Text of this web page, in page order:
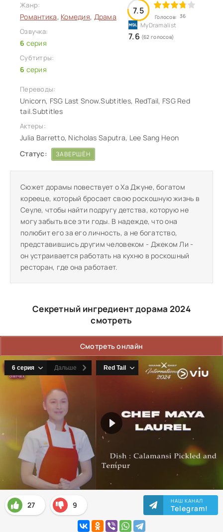
Жанр:
Романтика, Комедия, Драма
Озвучка:
6 серия
Субтитры:
6 серия
7.5
Голосов: 36
7.6 (62 голосов)
Переводы:
Unicorn, FSG Last Snow.Subtitles, RedTail, FSG Red
tail.Subtitles
Актеры:
Julia Barretto, Nicholas Saputra, Lee Sang Heon
Статус:
ЗАВЕРШЁН
Сюжет дорамы повествует о Ха Джуне, богатом
корееце, который бросает свою роскошную жизнь в
Сеуле, чтобы найти подругу детства, которую не
могу забыть все эти годы. В надежде, что она
полюбит его за его личность, а не богатство,
представившись другим человеком - Джеком Ли -
он устраивается работать на кухню в роскошный
ресторан, где она работает.
Секретный ингредиент дорама 2024
смотреть
Смотреть онлайн
27 9 НАШ КАНАЛ
Telegram!